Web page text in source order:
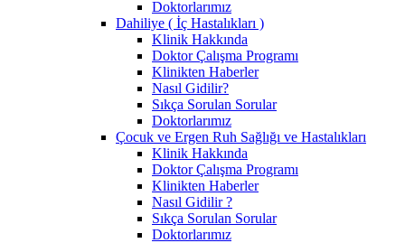
Doktorlarımız
Dahiliye ( İç Hastalıkları )
Klinik Hakkında
Doktor Çalışma Programı
Klinikten Haberler
Nasıl Gidilir?
Sıkça Sorulan Sorular
Doktorlarımız
Çocuk ve Ergen Ruh Sağlığı ve Hastalıkları
Klinik Hakkında
Doktor Çalışma Programı
Klinikten Haberler
Nasıl Gidilir ?
Sıkça Sorulan Sorular
Doktorlarımız